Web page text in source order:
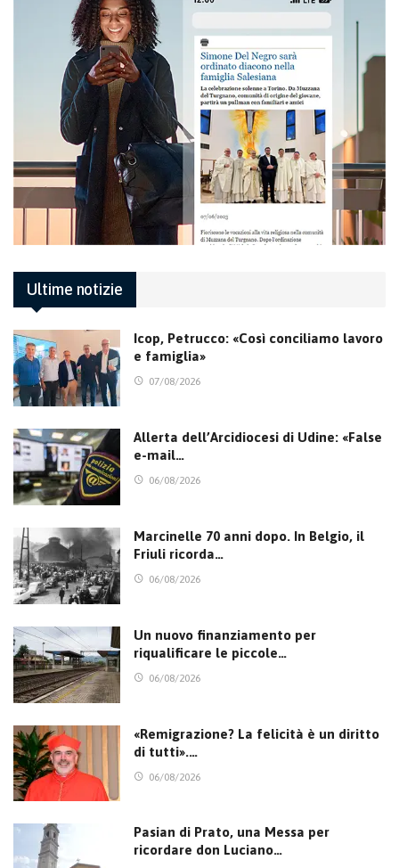
Ultime notizie
Icop, Petrucco: «Così conciliamo lavoro
e famiglia»
07/08/2026
Allerta dell’Arcidiocesi di Udine: «False
e-mail…
06/08/2026
Marcinelle 70 anni dopo. In Belgio, il
Friuli ricorda…
06/08/2026
Un nuovo finanziamento per
riqualificare le piccole…
06/08/2026
«Remigrazione? La felicità è un diritto
di tutti».…
06/08/2026
Pasian di Prato, una Messa per
ricordare don Luciano…